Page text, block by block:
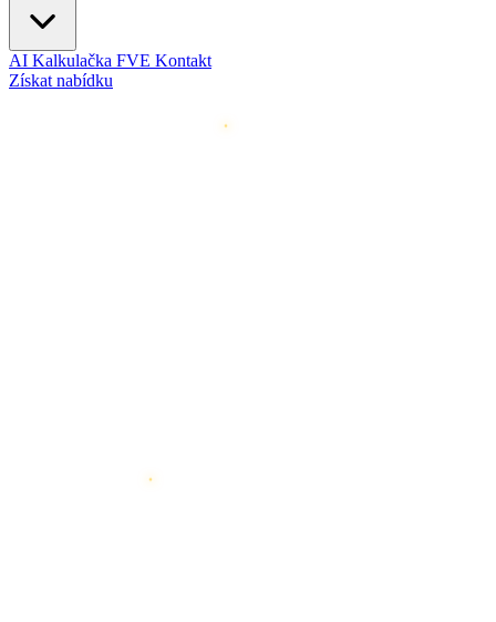
AI Kalkulačka FVE Kontakt
Získat nabídku